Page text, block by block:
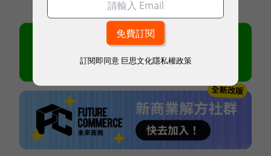
訂閱即同意 巨思文化隱私權政策